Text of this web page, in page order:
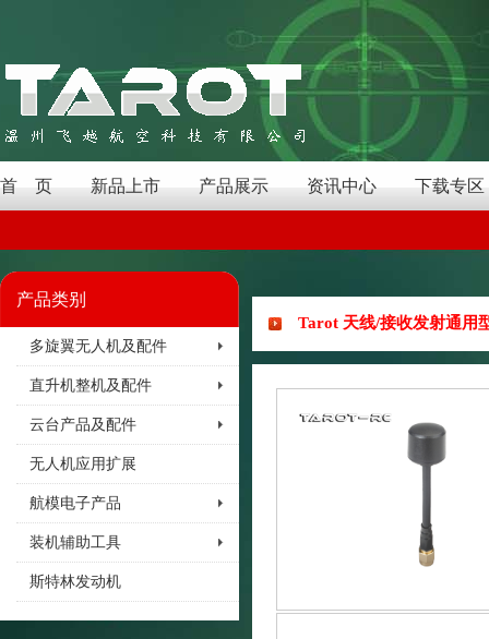
首 页 新品上市 产品展示 资讯中心 下载专区
产品类别
多旋翼无人机及配件
直升机整机及配件
云台产品及配件
无人机应用扩展
航模电子产品
装机辅助工具
斯特林发动机
Tarot 天线/接收发射通用